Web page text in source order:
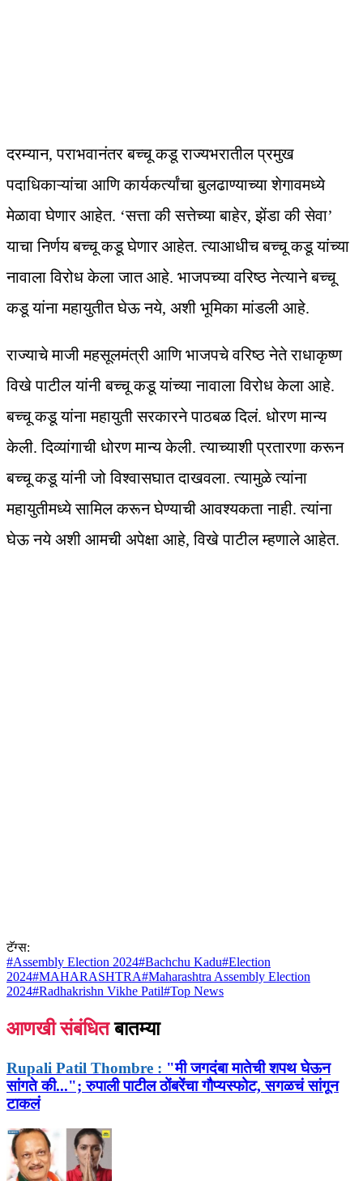
दरम्यान, पराभवानंतर बच्चू कडू राज्यभरातील प्रमुख
पदाधिकाऱ्यांचा आणि कार्यकर्त्यांचा बुलढाण्याच्या शेगावमध्ये
मेळावा घेणार आहेत. ‘सत्ता की सत्तेच्या बाहेर, झेंडा की सेवा’
याचा निर्णय बच्चू कडू घेणार आहेत. त्याआधीच बच्चू कडू यांच्या
नावाला विरोध केला जात आहे. भाजपच्या वरिष्ठ नेत्याने बच्चू
कडू यांना महायुतीत घेऊ नये, अशी भूमिका मांडली आहे.
राज्याचे माजी महसूलमंत्री आणि भाजपचे वरिष्ठ नेते राधाकृष्ण
विखे पाटील यांनी बच्चू कडू यांच्या नावाला विरोध केला आहे.
बच्चू कडू यांना महायुती सरकारने पाठबळ दिलं. धोरण मान्य
केली. दिव्यांगाची धोरण मान्य केली. त्याच्याशी प्रतारणा करून
बच्चू कडू यांनी जो विश्वासघात दाखवला. त्यामुळे त्यांना
महायुतीमध्ये सामिल करून घेण्याची आवश्यकता नाही. त्यांना
घेऊ नये अशी आमची अपेक्षा आहे, विखे पाटील म्हणाले आहेत.
टॅग्स:
#Assembly Election 2024#Bachchu Kadu#Election
2024#MAHARASHTRA#Maharashtra Assembly Election
2024#Radhakrishn Vikhe Patil#Top News
आणखी संबंधित बातम्या
Rupali Patil Thombre : "मी जगदंबा मातेची शपथ घेऊन
सांगते की..."; रुपाली पाटील ठोंबरेंचा गौप्यस्फोट, सगळचं सांगून
टाकलं